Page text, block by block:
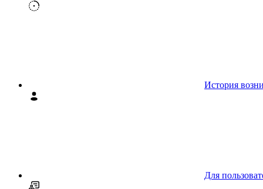
История
Для